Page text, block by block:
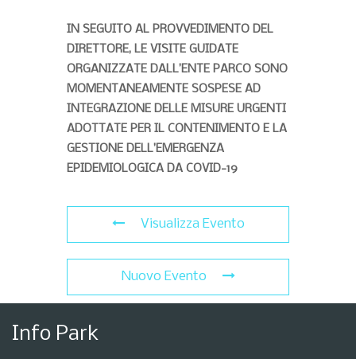
IN SEGUITO AL PROVVEDIMENTO DEL
DIRETTORE, LE VISITE GUIDATE
ORGANIZZATE DALL’ENTE PARCO SONO
MOMENTANEAMENTE SOSPESE AD
INTEGRAZIONE DELLE MISURE URGENTI
ADOTTATE PER IL CONTENIMENTO E LA
GESTIONE DELL’EMERGENZA
EPIDEMIOLOGICA DA COVID-19
Visualizza Evento
Nuovo Evento
Info Park